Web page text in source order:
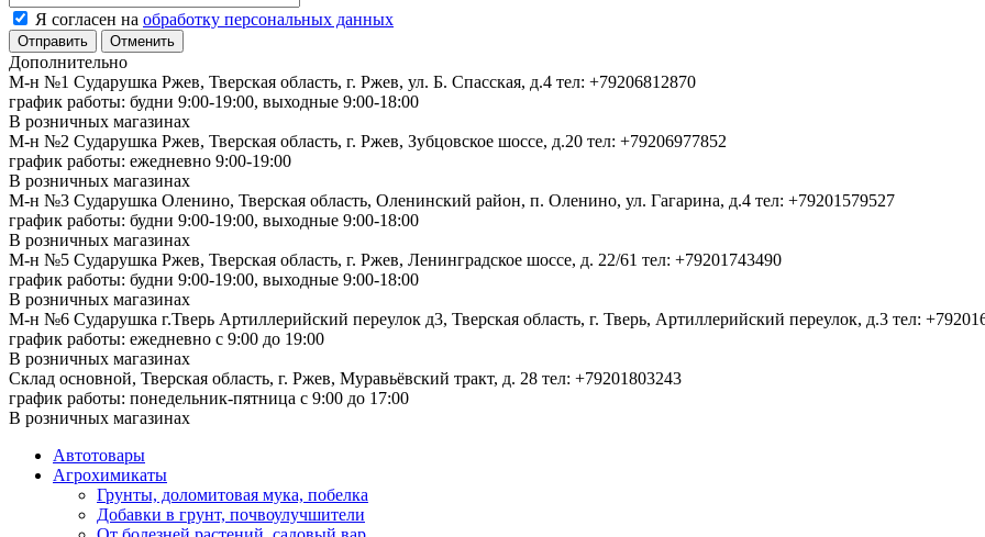
Я согласен на обработку персональных данных
Отменить
Дополнительно
М-н №1 Сударушка Ржев, Тверская область, г. Ржев, ул. Б. Спасская, д.4 тел: +79206812870
график работы: будни 9:00-19:00, выходные 9:00-18:00
В розничных магазинах
М-н №2 Cударушка Ржев, Тверская область, г. Ржев, Зубцовское шоссе, д.20 тел: +79206977852
график работы: ежедневно 9:00-19:00
В розничных магазинах
М-н №3 Сударушка Оленино, Тверская область, Оленинский район, п. Оленино, ул. Гагарина, д.4 тел: +79201579527
график работы: будни 9:00-19:00, выходные 9:00-18:00
В розничных магазинах
М-н №5 Сударушка Ржев, Тверская область, г. Ржев, Ленинградское шоссе, д. 22/61 тел: +79201743490
график работы: будни 9:00-19:00, выходные 9:00-18:00
В розничных магазинах
М-н №6 Сударушка г.Тверь Артиллерийский переулок д3, Тверская область, г. Тверь, Артиллерийский переулок, д.3 тел:
график работы: ежедневно с 9:00 до 19:00
В розничных магазинах
Склад основной, Тверская область, г. Ржев, Муравьёвский тракт, д. 28 тел: +79201803243
график работы: понедельник-пятница с 9:00 до 17:00
В розничных магазинах
Автотовары
Агрохимикаты
Грунты, доломитовая мука, побелка
Добавки в грунт, почвоулучшители